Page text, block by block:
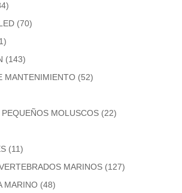
(70)
(143)
MANTENIMIENTO (52)
MOLUSCOS (22)
(11)
MARINOS (127)
MARINO (48)